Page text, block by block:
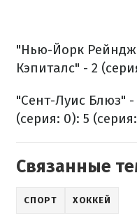
"Нью-Йорк
Кэпиталс" - 2
"Сент-Луис Блюз"
(серия: 0): 5
Связанные
СПОРТ ХОККЕЙ